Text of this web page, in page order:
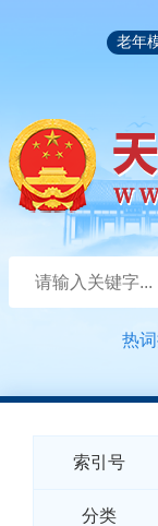
老年
热词
索引号
分类